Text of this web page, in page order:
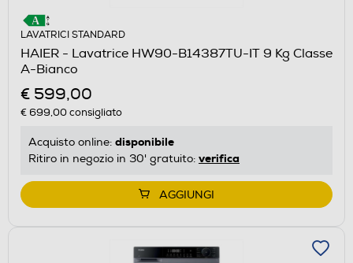
LAVATRICI STANDARD
HAIER - Lavatrice HW90-B14387TU-IT 9 Kg Classe
A-Bianco
€ 599,00
€ 699,00consigliato
Acquisto online: disponibile
Ritiro in negozio in 30' gratuito: verifica
AGGIUNGI